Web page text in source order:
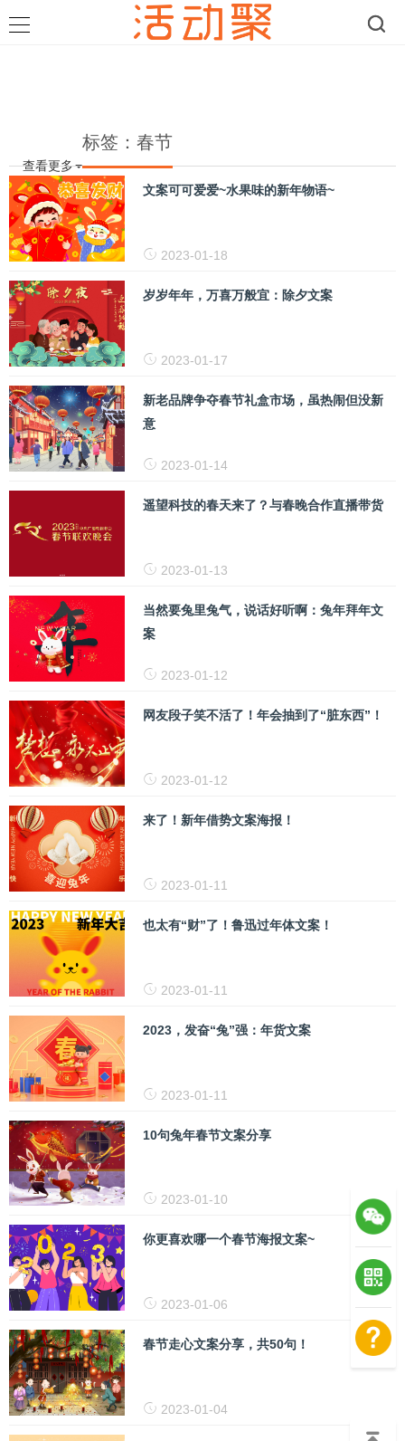
查看更多
标签：春节
文案可可爱爱~水果味的新年物语~
2023-01-18
岁岁年年，万喜万般宜：除夕文案
2023-01-17
新老品牌争夺春节礼盒市场，虽热闹但没新
意
2023-01-14
遥望科技的春天来了？与春晚合作直播带货
2023-01-13
当然要兔里兔气，说话好听啊：兔年拜年文
案
2023-01-12
网友段子笑不活了！年会抽到了“脏东西”！
2023-01-12
来了！新年借势文案海报！
2023-01-11
也太有“财”了！鲁迅过年体文案！
2023-01-11
2023，发奋“兔”强：年货文案
2023-01-11
10句兔年春节文案分享
2023-01-10
你更喜欢哪一个春节海报文案~
2023-01-06
春节走心文案分享，共50句！
2023-01-04